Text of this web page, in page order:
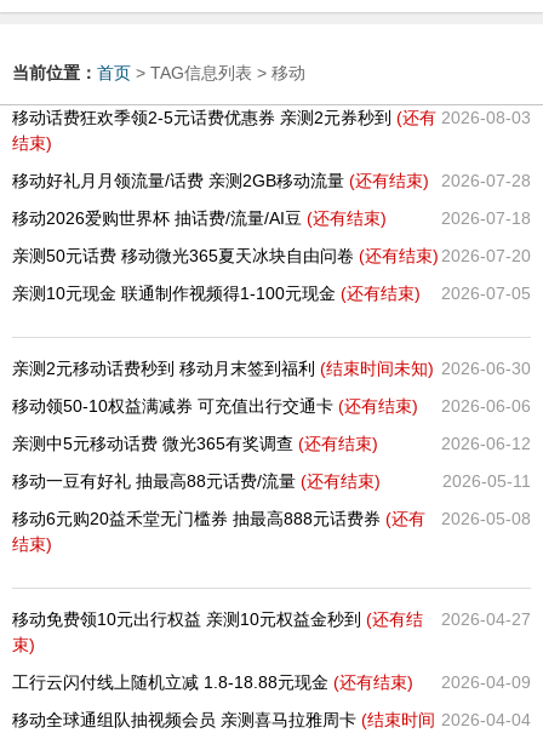
当前位置： 首页 > TAG信息列表 > 移动
2026-08-03
移动话费狂欢季领2-5元话费优惠券 亲测2元券秒到 (还有
结束)
2026-07-28
移动好礼月月领流量/话费 亲测2GB移动流量 (还有结束)
2026-07-18
移动2026爱购世界杯 抽话费/流量/AI豆 (还有结束)
2026-07-20
亲测50元话费 移动微光365夏天冰块自由问卷 (还有结束)
2026-07-05
亲测10元现金 联通制作视频得1-100元现金 (还有结束)
2026-06-30
亲测2元移动话费秒到 移动月末签到福利 (结束时间未知)
2026-06-06
移动领50-10权益满减券 可充值出行交通卡 (还有结束)
2026-06-12
亲测中5元移动话费 微光365有奖调查 (还有结束)
2026-05-11
移动一豆有好礼 抽最高88元话费/流量 (还有结束)
2026-05-08
移动6元购20益禾堂无门槛券 抽最高888元话费券 (还有
结束)
2026-04-27
移动免费领10元出行权益 亲测10元权益金秒到 (还有结
束)
2026-04-09
工行云闪付线上随机立减 1.8-18.88元现金 (还有结束)
2026-04-04
移动全球通组队抽视频会员 亲测喜马拉雅周卡 (结束时间